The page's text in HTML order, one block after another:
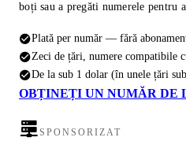
boți sau a pregăti numerele pentru
Plată per număr — fără
Zeci de țări, numere compatibile
De la sub 1 dolar (în unele țări
OBȚINEȚI UN NUMĂR DE
SPONSORIZAT